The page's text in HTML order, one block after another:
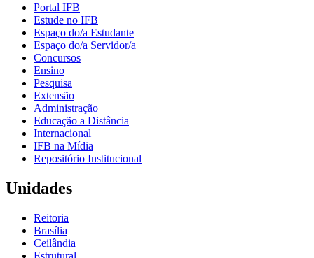
Portal IFB
Estude no IFB
Espaço do/a Estudante
Espaço do/a Servidor/a
Concursos
Ensino
Pesquisa
Extensão
Administração
Educação a Distância
Internacional
IFB na Mídia
Repositório Institucional
Unidades
Reitoria
Brasília
Ceilândia
Estrutural